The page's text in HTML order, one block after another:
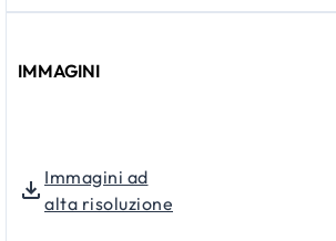
IMMAGINI
Immagini ad
alta risoluzione